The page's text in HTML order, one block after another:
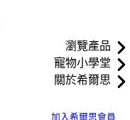
瀏覽產品
寵物小學堂
關於希爾思
加入希爾思會員